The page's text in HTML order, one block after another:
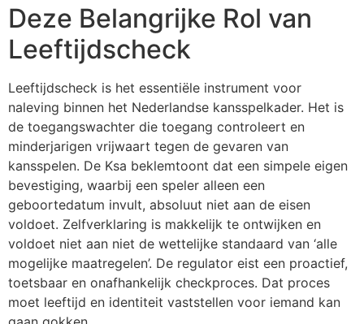
Deze Belangrijke Rol van
Leeftijdscheck
Leeftijdscheck is het essentiële instrument voor
naleving binnen het Nederlandse kansspelkader. Het is
de toegangswachter die toegang controleert en
minderjarigen vrijwaart tegen de gevaren van
kansspelen. De Ksa beklemtoont dat een simpele eigen
bevestiging, waarbij een speler alleen een
geboortedatum invult, absoluut niet aan de eisen
voldoet. Zelfverklaring is makkelijk te ontwijken en
voldoet niet aan niet de wettelijke standaard van ‘alle
mogelijke maatregelen’. De regulator eist een proactief,
toetsbaar en onafhankelijk checkproces. Dat proces
moet leeftijd en identiteit vaststellen voor iemand kan